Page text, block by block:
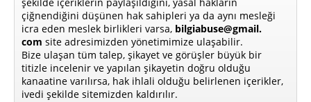
çiğnendiğini düşünen hak sahipleri ya da aynı mesleği
icra eden meslek birlikleri varsa, bilgiabuse@gmail.
com site adresimizden yönetimimize ulaşabilir.
Bize ulaşan tüm talep, şikayet ve görüşler büyük bir
titizle incelenir ve yapılan şikayetin doğru olduğu
kanaatine varılırsa, hak ihlali olduğu belirlenen içerikler,
ivedi şekilde sitemizden kaldırılır.